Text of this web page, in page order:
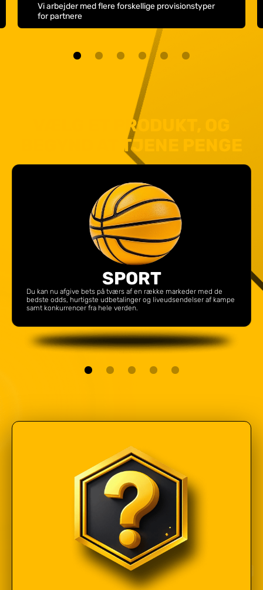
Vi arbejder med flere forskellige provisionstyper
for partnere
VÆLG ET PRODUKT, OG
BEGYND AT TJENE PENGE
SPORT
Du kan nu afgive bets på tværs af en række markeder med de
bedste odds, hurtigste udbetalinger og liveudsendelser af kampe
samt konkurrencer fra hele verden.